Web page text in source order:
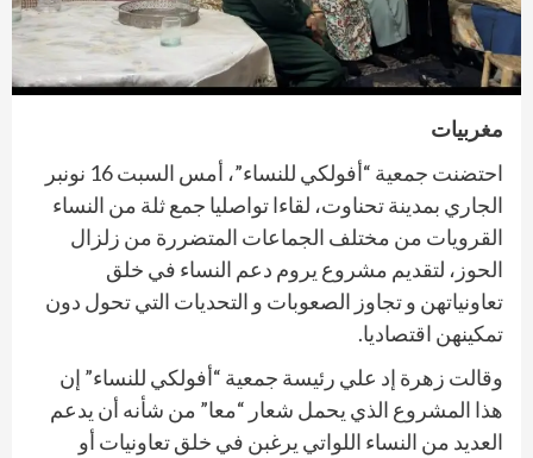
مغربيات
احتضنت جمعية “أفولكي للنساء”، أمس السبت 16 نونبر
الجاري بمدينة تحناوت، لقاءا تواصليا جمع ثلة من النساء
القرويات من مختلف الجماعات المتضررة من زلزال
الحوز، لتقديم مشروع يروم دعم النساء في خلق
تعاونياتهن و تجاوز الصعوبات و التحديات التي تحول دون
تمكينهن اقتصاديا.
وقالت زهرة إد علي رئيسة جمعية “أفولكي للنساء” إن
هذا المشروع الذي يحمل شعار “معا” من شأنه أن يدعم
العديد من النساء اللواتي يرغبن في خلق تعاونيات أو